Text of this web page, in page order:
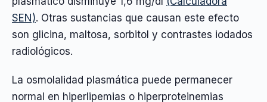
SEN). Otras sustancias que causan este efecto
son glicina, maltosa, sorbitol y contrastes iodados
radiológicos.
La osmolalidad plasmática puede permanecer
normal en hiperlipemias o hiperproteinemias